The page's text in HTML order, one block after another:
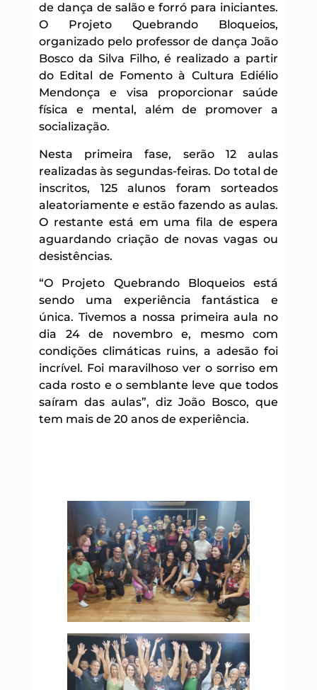
de dança de salão e forró para iniciantes.
O Projeto Quebrando Bloqueios,
organizado pelo professor de dança João
Bosco da Silva Filho, é realizado a partir
do Edital de Fomento à Cultura Ediélio
Mendonça e visa proporcionar saúde
física e mental, além de promover a
socialização.
Nesta primeira fase, serão 12 aulas
realizadas às segundas-feiras. Do total de
inscritos, 125 alunos foram sorteados
aleatoriamente e estão fazendo as aulas.
O restante está em uma fila de espera
aguardando criação de novas vagas ou
desistências.
“O Projeto Quebrando Bloqueios está
sendo uma experiência fantástica e
única. Tivemos a nossa primeira aula no
dia 24 de novembro e, mesmo com
condições climáticas ruins, a adesão foi
incrível. Foi maravilhoso ver o sorriso em
cada rosto e o semblante leve que todos
saíram das aulas”, diz João Bosco, que
tem mais de 20 anos de experiência.